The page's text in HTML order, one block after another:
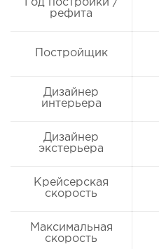
Год постройки /
рефита
Постройщик
Дизайнер
интерьера
Дизайнер
экстерьера
Крейсерская
скорость
Максимальная
скорость